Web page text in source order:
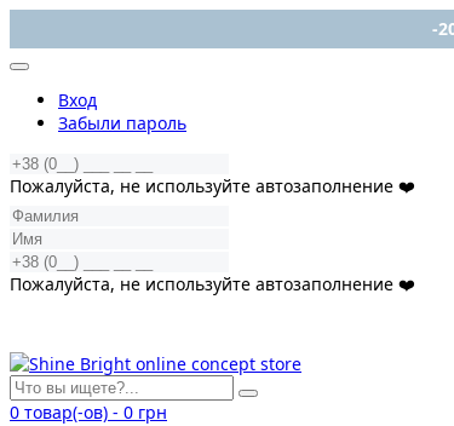
-
Вход
Забыли пароль
Пожалуйста, не используйте автозаполнение ❤️
Пожалуйста, не используйте автозаполнение ❤️
0 товар(-ов) - 0 грн